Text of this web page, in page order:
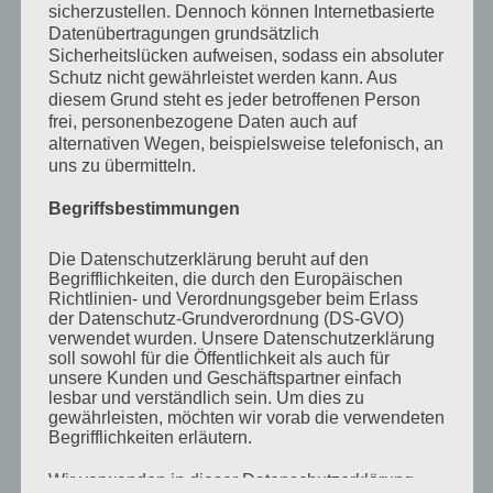
Neueste Kommentare
APRIL 2016
M D M D F S S
11 12 13 14 15 16
18 19 20 21 22 23
25 26 27 28 29 30
Okt. »
sicherzustellen. Dennoch können Internetbasierte
Datenübertragungen grundsätzlich
Sicherheitslücken aufweisen, sodass ein absoluter
Schutz nicht gewährleistet werden kann. Aus
diesem Grund steht es jeder betroffenen Person
frei, personenbezogene Daten auch auf
alternativen Wegen, beispielsweise telefonisch, an
uns zu übermitteln.
Begriffsbestimmungen
Die Datenschutzerklärung beruht auf den
Begrifflichkeiten, die durch den Europäischen
Richtlinien- und Verordnungsgeber beim Erlass
der Datenschutz-Grundverordnung (DS-GVO)
verwendet wurden. Unsere Datenschutzerklärung
soll sowohl für die Öffentlichkeit als auch für
unsere Kunden und Geschäftspartner einfach
lesbar und verständlich sein. Um dies zu
gewährleisten, möchten wir vorab die verwendeten
Begrifflichkeiten erläutern.
Wir verwenden in dieser Datenschutzerklärung